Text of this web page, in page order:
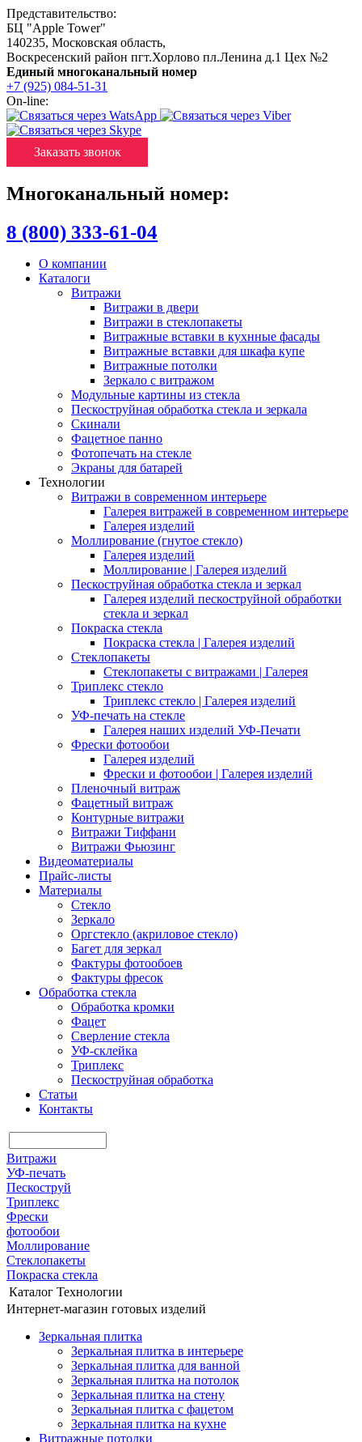
Представительство:
БЦ "Apple Tower"
140235, Московская область,
Воскресенский район пгт.Хорлово пл.Ленина д.1 Цех №2
Единый многоканальный номер
+7 (925) 084-51-31
On-line:
Заказать звонок
Многоканальный номер:
8 (800) 333-61-04
О компании
Каталоги
Витражи
Витражи в двери
Витражи в стеклопакеты
Витражные вставки в кухнные фасады
Витражные вставки для шкафа купе
Витражные потолки
Зеркало с витражом
Модульные картины из стекла
Пескоструйная обработка стекла и зеркала
Скинали
Фацетное панно
Фотопечать на стекле
Экраны для батарей
Технологии
Витражи в современном интерьере
Галерея витражей в современном интерьере
Галерея изделий
Моллирование (гнутое стекло)
Галерея изделий
Моллирование | Галерея изделий
Пескоструйная обработка стекла и зеркал
Галерея изделий пескоструйной обработки
стекла и зеркал
Покраска стекла
Покраска стекла | Галерея изделий
Стеклопакеты
Стеклопакеты с витражами | Галерея
Триплекс стекло
Триплекс стекло | Галерея изделий
УФ-печать на стекле
Галерея наших изделий УФ-Печати
Фрески фотообои
Галерея изделий
Фрески и фотообои | Галерея изделий
Пленочный витраж
Фацетный витраж
Контурные витражи
Витражи Тиффани
Витражи Фьюзинг
Видеоматериалы
Прайс-листы
Материалы
Стекло
Зеркало
Оргстекло (акриловое стекло)
Багет для зеркал
Фактуры фотообоев
Фактуры фресок
Обработка стекла
Обработка кромки
Фацет
Сверление стекла
УФ-склейка
Триплекс
Пескоструйная обработка
Статьи
Контакты
Витражи
УФ-печать
Пескоструй
Триплекс
Фрески
фотообои
Моллирование
Стеклопакеты
Покраска стекла
Каталог Технологии
Интернет-магазин готовых изделий
Зеркальная плитка
Зеркальная плитка в интерьере
Зеркальная плитка для ванной
Зеркальная плитка на потолок
Зеркальная плитка на стену
Зеркальная плитка с фацетом
Зеркальная плитка на кухне
Витражные потолки